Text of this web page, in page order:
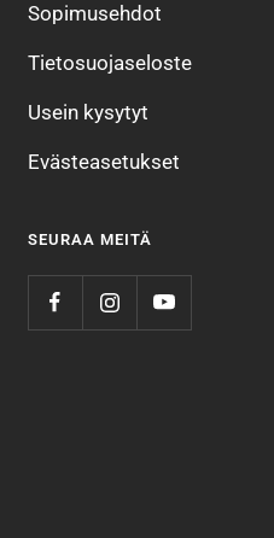
Sopimusehdot
Tietosuojaseloste
Usein kysytyt
Evästeasetukset
SEURAA MEITÄ